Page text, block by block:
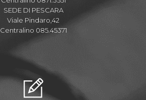
SEDE DI PESCARA
Viale Pindaro,42
Centralino 085.45371